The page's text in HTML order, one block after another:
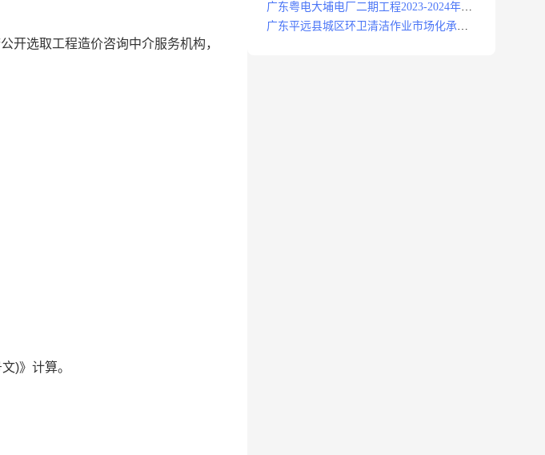
开选取工程造价咨询中介服务机构，
)》计算。
广东粤电大埔电厂二期工程2023-2024年度
安保服务项目招标公告
广东平远县城区环卫清洁作业市场化承包